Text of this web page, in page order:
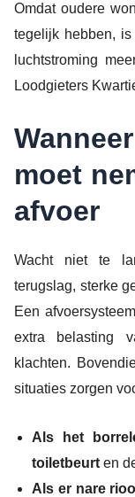
Omdat oudere
tegelijk hebben,
luchtstroming
Loodgieters
moet
afvoer
Wacht niet te
terugslag, sterke
Een
extra belasting
klachten.
situaties zorgen
Als het
toiletbeurt en
Als er nare